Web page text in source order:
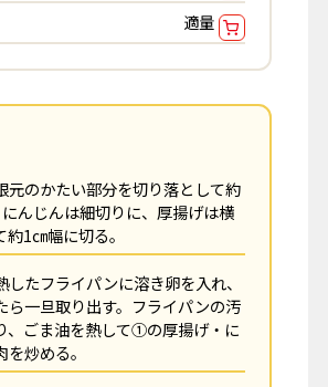
適量
のかたい部分を切り落として約
んじんは細切りに、厚揚げは横
1㎝幅に切る。
たフライパンに溶き卵を入れ、
ら一旦取り出す。フライパンの汚
、ごま油を熱して①の厚揚げ・に
炒める。